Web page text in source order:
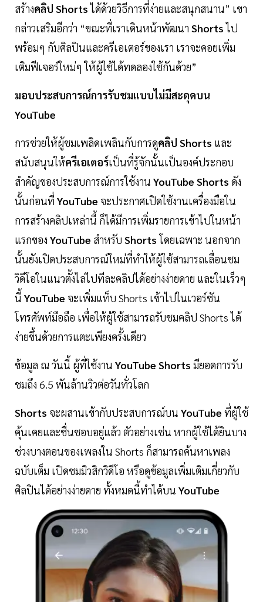
สร้างคลิป Shortsได้ด้วยวิธีการที่ง่ายและสนุกสนาน” เขา
กล่าวเสริมอีกว่า “ขณะที่เราเดินหน้าพัฒนา Shortsไป
พร้อมๆ กับศิลปินและครีเอเตอร์ของเรา เราจะคอยเพิ่ม
เติมฟีเจอร์ใหม่ๆ ให้ผู้ใช้ได้ทดลองใช้กันด้วย”
มอบประสบการณ์การรับชมแบบไม่มีสะดุดบน
YouTube
การช่วยให้ผู้ชมเพลิดเพลินกับการดูคลิป Shorts และ
สนับสนุนให้ครีเอเตอร์เป็นที่รู้จักนั้นเป็นองค์ประกอบ
สำคัญของประสบการณ์การใช้งาน YouTube Shorts ดัง
นั้นก่อนที่ YouTube จะประกาศเปิดใช้งานเครื่องมือใน
การสร้างคลิปเหล่านี้ ก็ได้มีการเพิ่มรายการเข้าไปในหน้า
แรกของ YouTube สำหรับ Shortsโดยเฉพาะ นอกจาก
นั้นยังเปิดประสบการณ์ใหม่ที่ทำให้ผู้ใช้สามารถเลื่อนชม
วิดีโอในแนวตั้งไล่ไปทีละคลิปได้อย่างง่ายดาย และในเร็วๆ
นี้ YouTube จะเพิ่มแท็บ Shorts เข้าไปในเวอร์ชัน
โทรศัพท์มือถือ เพื่อให้ผู้ใช้สามารถรับชมคลิป Shorts ได้
ง่ายขึ้นด้วยการแตะเพียงครั้งเดียว
ข้อมูล ณ วันนี้ ผู้ที่ใช้งาน YouTube Shorts มียอดการรับ
ชมถึง 6.5 พันล้านวิวต่อวันทั่วโลก
Shorts จะผสานเข้ากับประสบการณ์บน YouTube ที่ผู้ใช้
คุ้นเคยและชื่นชอบอยู่แล้ว ตัวอย่างเช่น หากผู้ใช้ได้ยินบาง
ช่วงบางตอนของเพลงใน Shorts ก็สามารถค้นหาเพลง
ฉบับเต็ม เปิดชมมิวสิกวิดีโอ หรือดูข้อมูลเพิ่มเติมเกี่ยวกับ
ศิลปินได้อย่างง่ายดาย ทั้งหมดนี้ทำได้บน YouTube